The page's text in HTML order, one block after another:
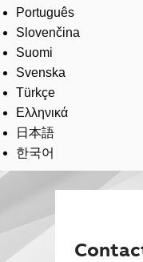
Português
Slovenčina
Suomi
Svenska
Türkçe
Ελληνικά
日本語
한국어